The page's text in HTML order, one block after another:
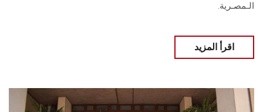
الـمصـرية.
اقرأ المزيد